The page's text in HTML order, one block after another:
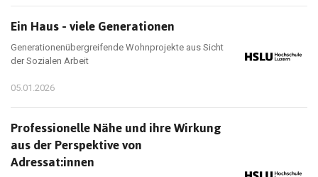
Ein Haus - viele Generationen
Generationenübergreifende Wohnprojekte aus Sicht
der Sozialen Arbeit
05.01.2026
Professionelle Nähe und ihre Wirkung
aus der Perspektive von
Adressat:innen